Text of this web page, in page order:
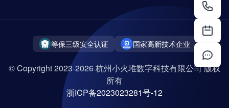
等保三级安全认证 国家高新技术企业
© Copyright 2023-2026 杭州小火堆数字科技有限公司 版权
所有
浙ICP备2023023281号-12